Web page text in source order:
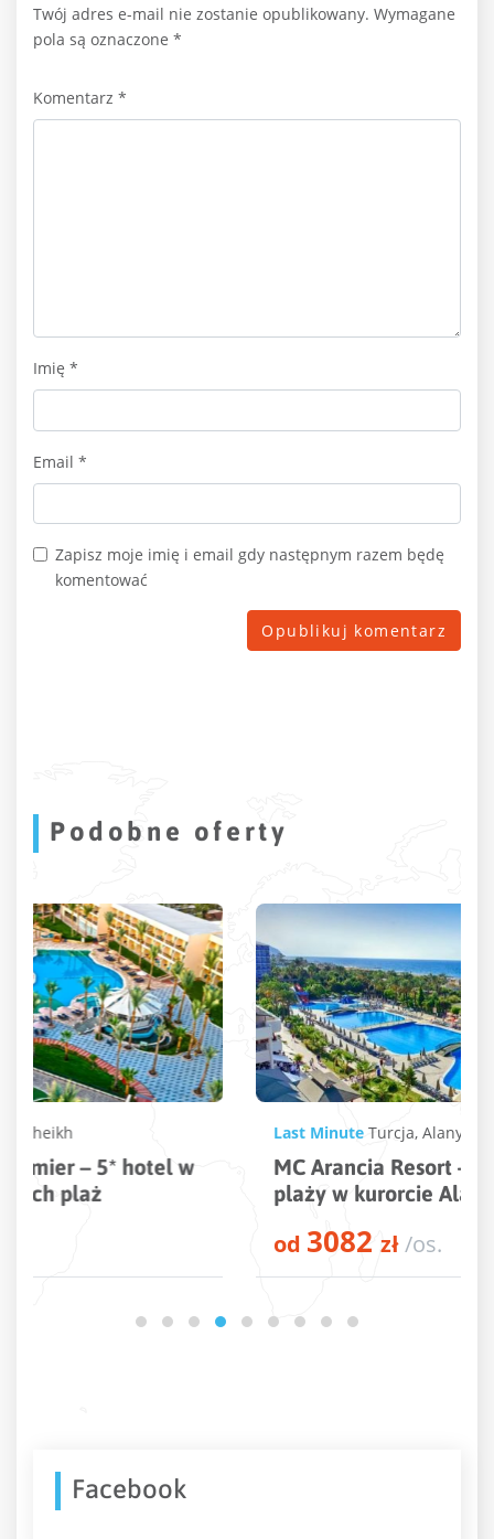
Twój adres e-mail nie zostanie opublikowany. Wymagane
pola są oznaczone *
Komentarz *
Imię *
Email *
Zapisz moje imię i email gdy następnym razem będę
komentować
Podobne oferty
Last Minute Konakli
MC Arancia Resort – 5* hotel tuż przy
plaży w kurorcie Alanya
Facebook